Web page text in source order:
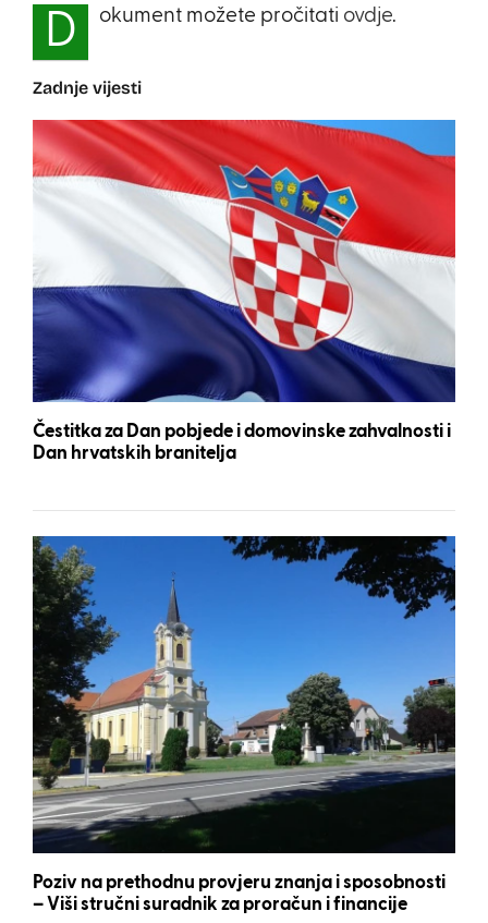
D okument možete pročitati ovdje.
Zadnje vijesti
Čestitka za Dan pobjede i domovinske zahvalnosti i
Dan hrvatskih branitelja
Poziv na prethodnu provjeru znanja i sposobnosti
– Viši stručni suradnik za proračun i financije